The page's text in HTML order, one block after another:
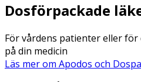
Dosförpackade
För vårdens patienter eller
på din medicin
Läs mer om Apodos och